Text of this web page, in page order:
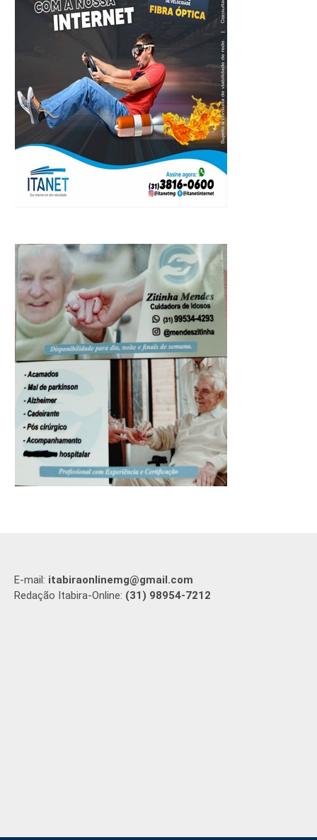
E-mail: itabiraonlinemg@gmail.com
Redação Itabira-Online: (31) 98954-7212